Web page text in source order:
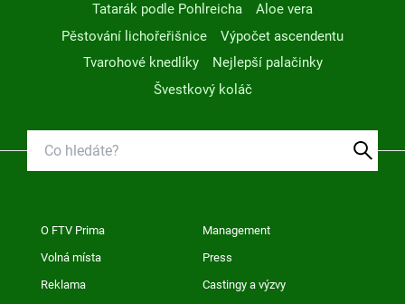
Tatarák podle Pohlreicha
Aloe vera
Pěstování lichořeřišnice
Výpočet ascendentu
Tvarohové knedlíky
Nejlepší palačinky
Švestkový koláč
O FTV Prima Management
Volná místa Press
Reklama Castingy a výzvy